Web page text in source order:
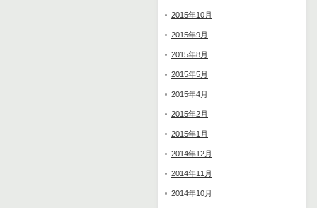
2015年10月
2015年9月
2015年8月
2015年5月
2015年4月
2015年2月
2015年1月
2014年12月
2014年11月
2014年10月